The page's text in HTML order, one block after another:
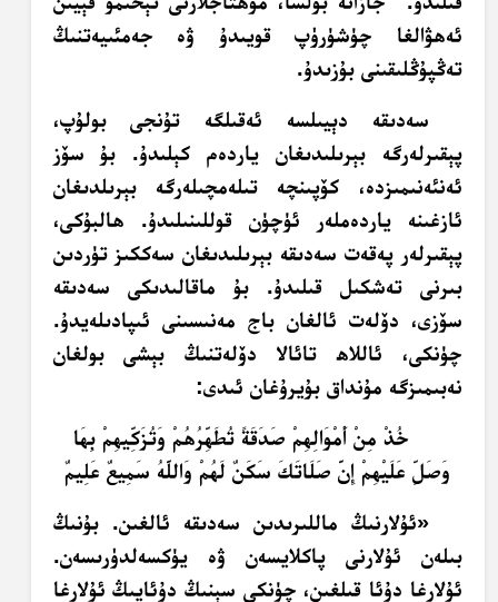
ئەھۋالغا چۈشۈرۈپ قويىدۇ ۋە جەمئىيەتنىڭ
تەڭپۇڭلىقىنى بۇزىدۇ.
سەدىقە دېيىلسە ئەقىلگە تۇنجى بولۇپ،
پېقىرلەرگە بېرىلىدىغان ياردەم كېلىدۇ. بۇ سۆز
ئەنئەنىمىزدە، كۆپىنچە تىلەمچىلەرگە بېرىلدىغان
ئازغىنە ياردەملەر ئۈچۈن قوللىنىلىدۇ. ھالبۇكى،
پېقىرلەر پەقەت سەدىقە بېرىلىدىغان سەككىز تۈردىن
بىرنى تەشكىل قىلىدۇ. بۇ ماقالىدىكى سەدىقە
سۆزى، دۆلەت ئالغان باج مەنىسىنى ئىپادىلەيدۇ.
چۈنكى، ئاللاھ تائالا دۆلەتنىڭ بېشى بولغان
نەبىمىزگە مۇنداق بۇيرۇغان ئىدى:
خُذْ مِنْ أَمْوَالِهِمْ صَدَقَةً تُطَهِّرُهُمْ وَتُزَكِّيهِمْ بِهَا
وَصَلِّ عَلَيْهِمْ إِنَّ صَلَاتَكَ سَكَنٌ لَهُمْ وَاللَّهُ سَمِيعٌ عَلِيمٌ
«ئۇلارنىڭ ماللىرىدىن سەدىقە ئالغىن. بۇنىڭ
بىلەن ئۇلارنى پاكلايسەن ۋە يۈكسەلدۈرىسەن.
ئۇلارغا دۇئا قىلغىن، چۈنكى سېنىڭ دۇئايىڭ ئۇلارغا